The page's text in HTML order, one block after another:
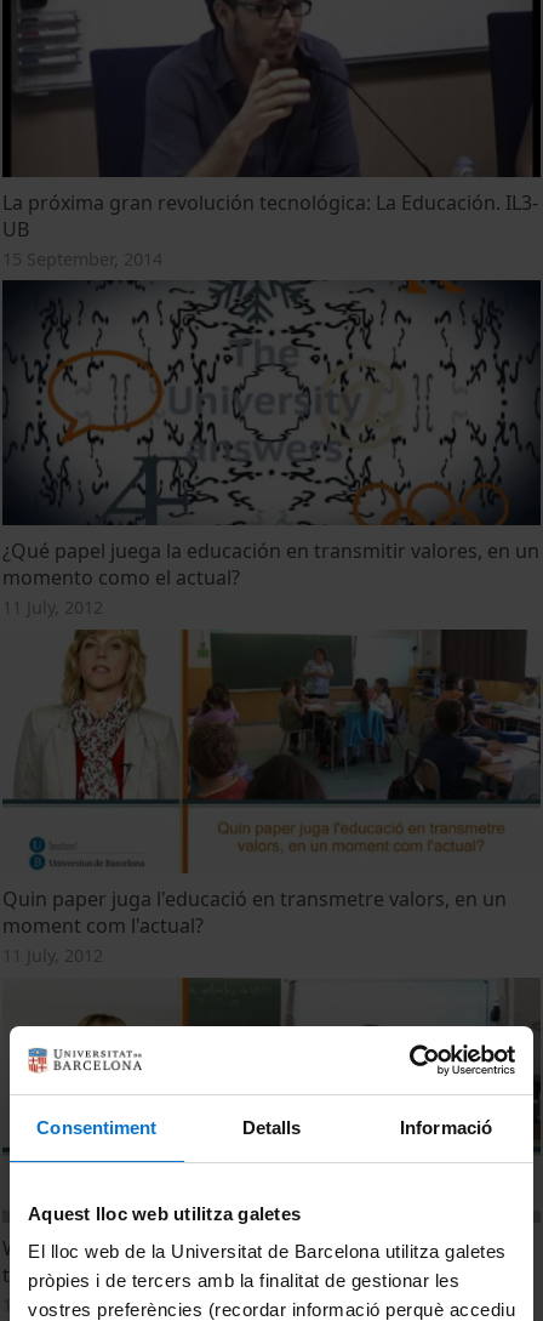
Consentiment Detalls Informació
Aquest lloc web utilitza galetes
El lloc web de la Universitat de Barcelona utilitza galetes
pròpies i de tercers amb la finalitat de gestionar les
vostres preferències (recordar informació perquè accediu
La próxima gran revolución tecnológica: La Educación. IL3-
UB
15 September, 2014
¿Qué papel juega la educación en transmitir valores, en un
momento como el actual?
11 July, 2012
Quin paper juga l'educació en transmetre valors, en un
moment com l'actual?
11 July, 2012
What role does education play transmithing values in
times like these?
11 July, 2012